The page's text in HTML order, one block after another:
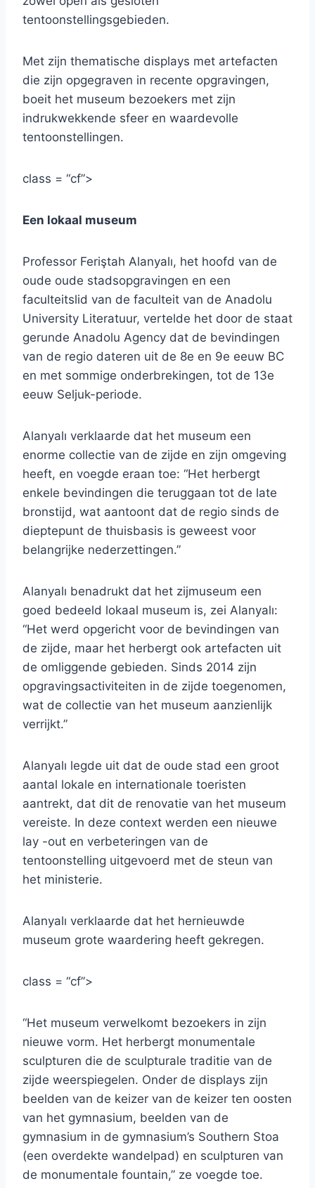
tentoonstellingsgebieden.
Met zijn thematische displays met artefacten
die zijn opgegraven in recente opgravingen,
boeit het museum bezoekers met zijn
indrukwekkende sfeer en waardevolle
tentoonstellingen.
class = “cf”>
Een lokaal museum
Professor Feriştah Alanyalı, het hoofd van de
oude oude stadsopgravingen en een
faculteitslid van de faculteit van de Anadolu
University Literatuur, vertelde het door de staat
gerunde Anadolu Agency dat de bevindingen
van de regio dateren uit de 8e en 9e eeuw BC
en met sommige onderbrekingen, tot de 13e
eeuw Seljuk-periode.
Alanyalı verklaarde dat het museum een ​​
enorme collectie van de zijde en zijn omgeving
heeft, en voegde eraan toe: “Het herbergt
enkele bevindingen die teruggaan tot de late
bronstijd, wat aantoont dat de regio sinds de
dieptepunt de thuisbasis is geweest voor
belangrijke nederzettingen.”
Alanyalı benadrukt dat het zijmuseum een ​​
goed bedeeld lokaal museum is, zei Alanyalı:
“Het werd opgericht voor de bevindingen van
de zijde, maar het herbergt ook artefacten uit
de omliggende gebieden. Sinds 2014 zijn
opgravingsactiviteiten in de zijde toegenomen,
wat de collectie van het museum aanzienlijk
verrijkt.”
Alanyalı legde uit dat de oude stad een groot
aantal lokale en internationale toeristen
aantrekt, dat dit de renovatie van het museum
vereiste. In deze context werden een nieuwe
lay -out en verbeteringen van de
tentoonstelling uitgevoerd met de steun van
het ministerie.
Alanyalı verklaarde dat het hernieuwde
museum grote waardering heeft gekregen.
class = “cf”>
“Het museum verwelkomt bezoekers in zijn
nieuwe vorm. Het herbergt monumentale
sculpturen die de sculpturale traditie van de
zijde weerspiegelen. Onder de displays zijn
beelden van de keizer van de keizer ten oosten
van het gymnasium, beelden van de
gymnasium in de gymnasium’s Southern Stoa
(een overdekte wandelpad) en sculpturen van
de monumentale fountain,” ze voegde toe.